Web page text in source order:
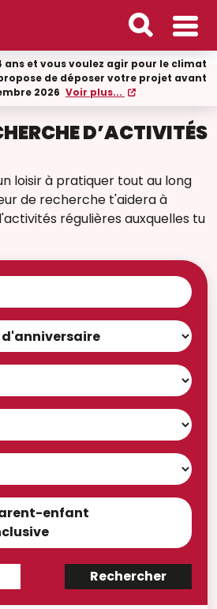
ans et vous voulez agir pour le climat
de déposer votre projet avant
2026 Voir plus...
D’ACTIVITÉS
loisir à pratiquer tout au long
de recherche t'aidera à
régulières auxquelles tu
enfant